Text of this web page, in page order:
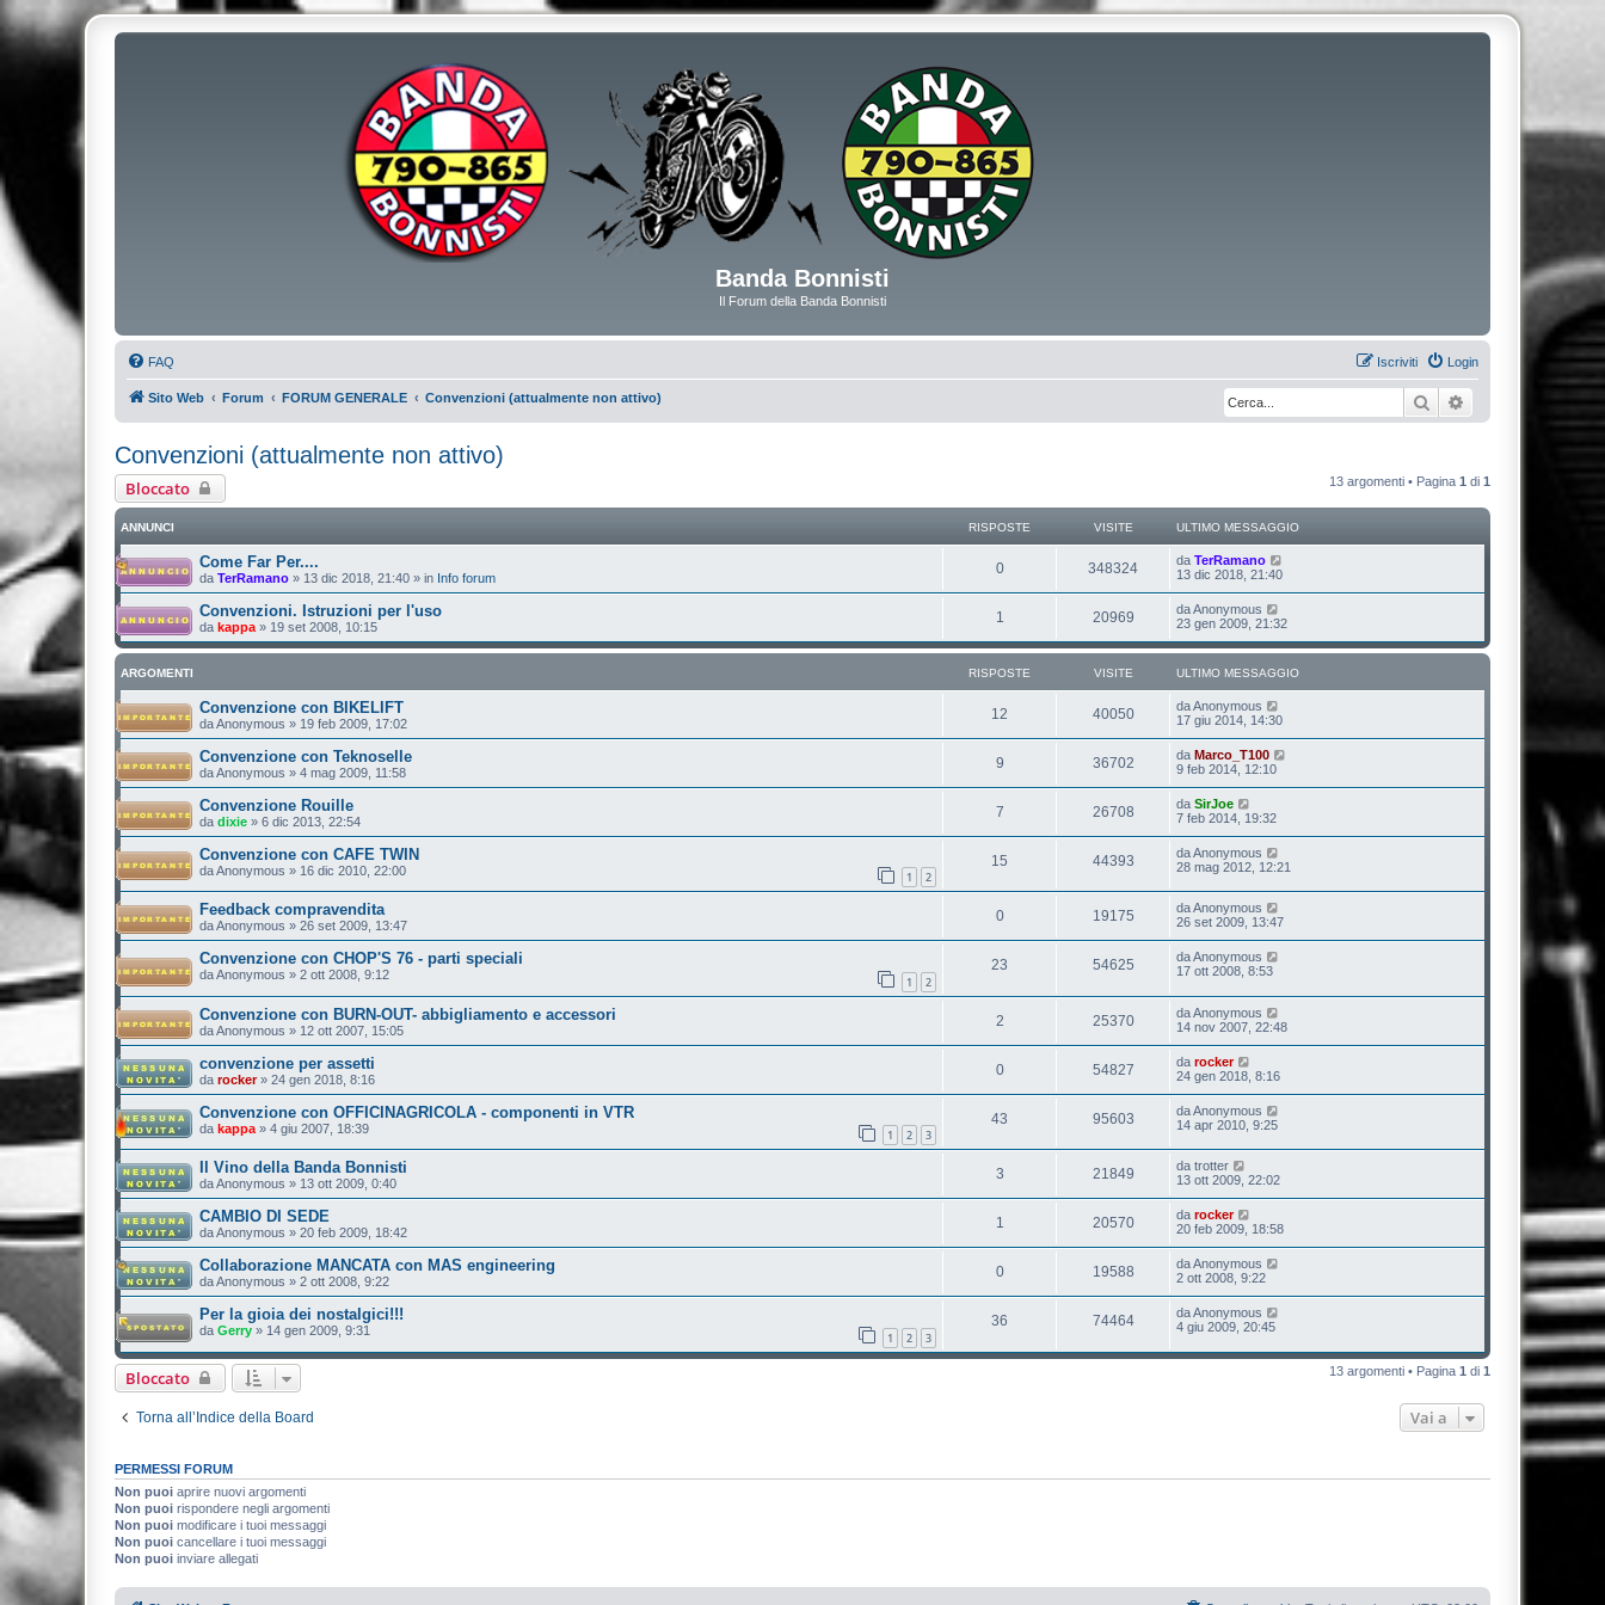
Banda Bonnisti
Il Forum della Banda Bonnisti
FAQ Login
Iscriviti
Sito Web Forum FORUM GENERALE Convenzioni (attualmente non attivo) Cerca Ricerca avanzata
Convenzioni (attualmente non attivo)
Bloccato 13 argomenti • Pagina 1 di 1
ANNUNCI RISPOSTE VISITE ULTIMO MESSAGGIO
Come Far Per....
da TerRamano » 13 dic 2018, 21:40 » in Info forum
0 348324 da TerRamano
13 dic 2018, 21:40
Convenzioni. Istruzioni per l'uso
da kappa » 19 set 2008, 10:15
1 20969 daAnonymous
23 gen 2009, 21:32
ARGOMENTI RISPOSTE VISITE ULTIMO MESSAGGIO
Convenzione con BIKELIFT
daAnonymous » 19 feb 2009, 17:02
12 40050 daAnonymous
17 giu 2014, 14:30
Convenzione con Teknoselle
daAnonymous » 4 mag 2009, 11:58
9 36702 da Marco_T100
9 feb 2014, 12:10
Convenzione Rouille
da dixie » 6 dic 2013, 22:54
7 26708 da SirJoe
7 feb 2014, 19:32
Convenzione con CAFE TWIN
daAnonymous » 16 dic 2010, 22:00 1 2
15 44393 daAnonymous
28 mag 2012, 12:21
Feedback compravendita
daAnonymous » 26 set 2009, 13:47
0 19175 daAnonymous
26 set 2009, 13:47
Convenzione con CHOP'S 76 - parti speciali
daAnonymous » 2 ott 2008, 9:12 1 2
23 54625 daAnonymous
17 ott 2008, 8:53
Convenzione con BURN-OUT- abbigliamento e accessori
daAnonymous » 12 ott 2007, 15:05
2 25370 daAnonymous
14 nov 2007, 22:48
convenzione per assetti
da rocker» 24 gen 2018, 8:16
0 54827 da rocker
24 gen 2018, 8:16
Convenzione con OFFICINAGRICOLA - componenti in VTR
da kappa » 4 giu 2007, 18:39 1 2 3
43 95603 daAnonymous
14 apr 2010, 9:25
Il Vino della Banda Bonnisti
daAnonymous » 13 ott 2009, 0:40
3 21849 da trotter
13 ott 2009, 22:02
CAMBIO DI SEDE
daAnonymous » 20 feb 2009, 18:42
1 20570 da rocker
20 feb 2009, 18:58
Collaborazione MANCATA con MAS engineering
daAnonymous » 2 ott 2008, 9:22
0 19588 daAnonymous
2 ott 2008, 9:22
Per la gioia dei nostalgici!!!
da Gerry » 14 gen 2009, 9:31 1 2 3
36 74464 daAnonymous
4 giu 2009, 20:45
Bloccato 13 argomenti • Pagina 1 di 1
Torna all’Indice della Board Vai a
PERMESSI FORUM
Non puoi aprire nuovi argomenti
Non puoi rispondere negli argomenti
Non puoi modificare i tuoi messaggi
Non puoi cancellare i tuoi messaggi
Non puoi inviare allegati